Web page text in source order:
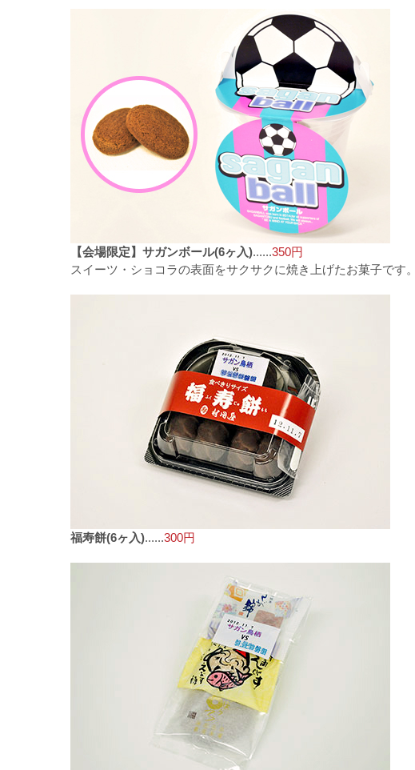
【会場限定】サガンボール(6ヶ入)......350円
スイーツ・ショコラの表面をサクサクに焼き上げたお菓子です
福寿餅(6ヶ入)......300円